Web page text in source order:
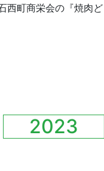
西町商栄会の『焼肉ど
2023